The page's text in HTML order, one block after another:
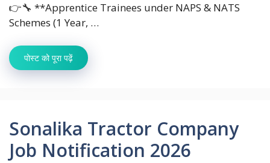
👉🔧 **Apprentice Trainees under NAPS & NATS
Schemes (1 Year, …
पोस्ट को पूरा पढ़ें
Sonalika Tractor Company
Job Notification 2026